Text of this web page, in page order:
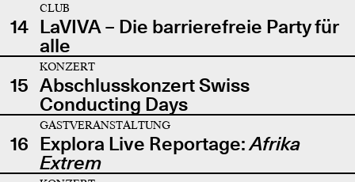
14
CLUB
LaVIVA – Die barrierefreie Party für
alle
15
KONZERT
Abschlusskonzert Swiss
Conducting Days
16
GASTVERANSTALTUNG
Explora Live Reportage:Afrika
Extrem